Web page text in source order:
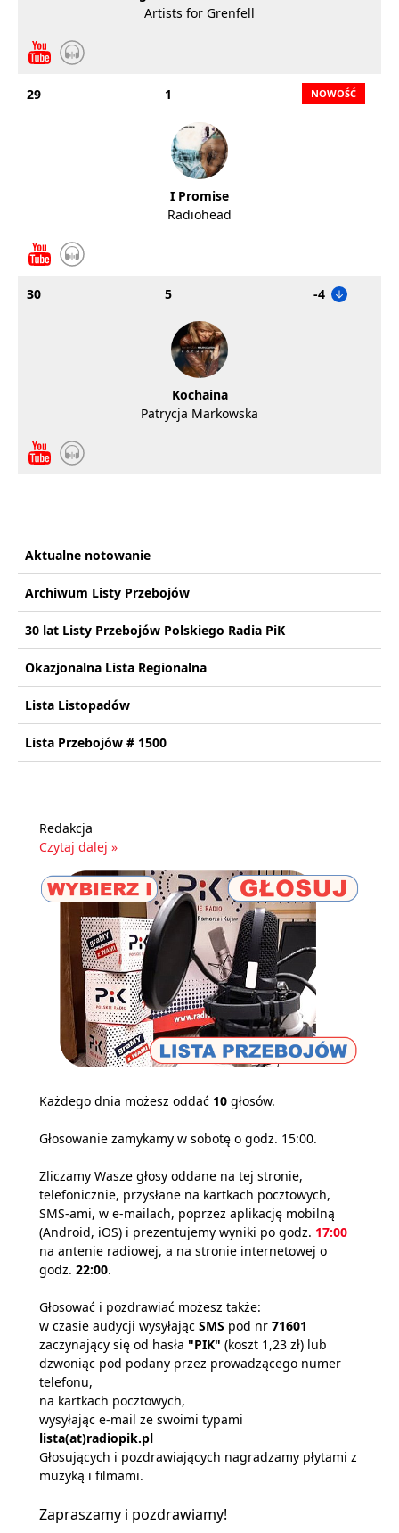
Artists for Grenfell
29 1
I Promise
Radiohead
30 5 -4
Kochaina
Patrycja Markowska
Aktualne notowanie
Archiwum Listy Przebojów
30 lat Listy Przebojów Polskiego Radia PiK
Okazjonalna Lista Regionalna
Lista Listopadów
Lista Przebojów # 1500
Redakcja
Czytaj dalej »
Każdego dnia możesz oddać 10 głosów.
Głosowanie zamykamy w sobotę o godz. 15:00.
Zliczamy Wasze głosy oddane na tej stronie,
telefonicznie, przysłane na kartkach pocztowych,
SMS-ami, w e-mailach, poprzez aplikację mobilną
(Android, iOS) i prezentujemy wyniki po godz. 17:00
na antenie radiowej, a na stronie internetowej o
godz. 22:00.
Głosować i pozdrawiać możesz także:
w czasie audycji wysyłając SMS pod nr 71601
zaczynający się od hasła "PIK" (koszt 1,23 zł) lub
dzwoniąc pod podany przez prowadzącego numer
telefonu,
na kartkach pocztowych,
wysyłając e-mail ze swoimi typami
lista(at)radiopik.pl
Głosujących i pozdrawiających nagradzamy płytami z
muzyką i filmami.
Zapraszamy i pozdrawiamy!